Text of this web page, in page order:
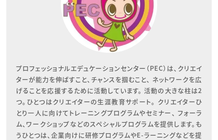
プロフェッショナルエデュケーションセンター（PEC）は、クリエイ
ターが能力を伸ばすこと、チャンスを掴むこと、 ネットワークを広
げることを応援するために活動しています。 活動の大きな柱は2
つ。ひとつはクリエイターの生涯教育サポート。 クリエイターひ
とり一人に向けてトレーニングプログラムやセミナー、 フォーラ
ム、ワークショップなどのスペシャルプログラムを提供します。も
うひとつは、企業向けに研修プログラムやE-ラーニングなどを提